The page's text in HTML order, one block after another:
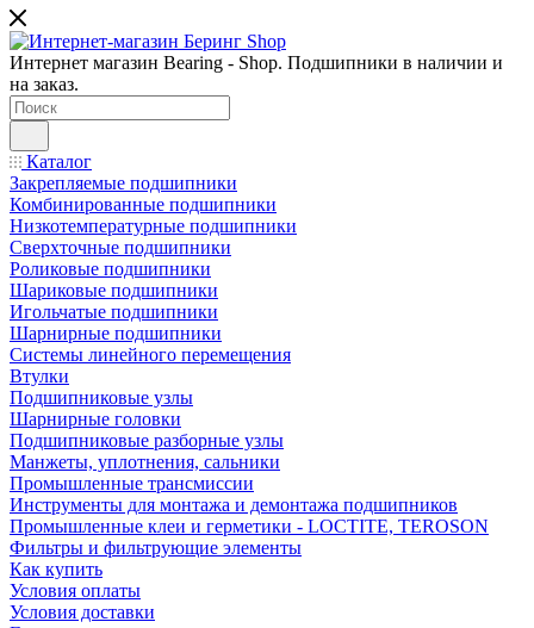
Интернет магазин Bearing - Shop. Подшипники в наличии и
на заказ.
Каталог
Закрепляемые подшипники
Комбинированные подшипники
Низкотемпературные подшипники
Сверхточные подшипники
Роликовые подшипники
Шариковые подшипники
Игольчатые подшипники
Шарнирные подшипники
Системы линейного перемещения
Втулки
Подшипниковые узлы
Шарнирные головки
Подшипниковые разборные узлы
Манжеты, уплотнения, сальники
Промышленные трансмиссии
Инструменты для монтажа и демонтажа подшипников
Промышленные клеи и герметики - LOCTITE, TEROSON
Фильтры и фильтрующие элементы
Как купить
Условия оплаты
Условия доставки